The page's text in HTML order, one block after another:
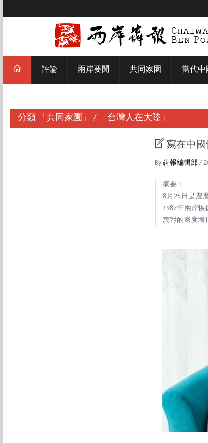
評論 兩岸要聞 共同家園 當代中
分類 「共同家園」 / 「台灣人在大陸」
寫在中
By 犇報編輯部 /
摘要：
8月25日是農
1987年兩岸
萬對的速度增